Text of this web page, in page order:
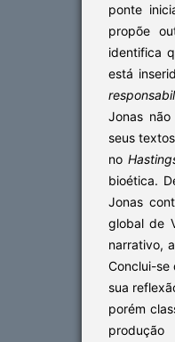
ponte
propõe
identifica
está
Jonas
seus
no
bioética.
Jonas
global de
narrativo,
Conclui-se
sua
porém